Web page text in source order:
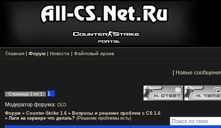
Главная | Форум | Новости | Файловый архив
[ Новые
Страница 1 из 1
1
Модератор форума: OLD
Форум » Counter-Strike 1.6 » Вопросы и решение проблем с CS 1.6
» Лаги на сервере что делать? (Решение проблемы есть)